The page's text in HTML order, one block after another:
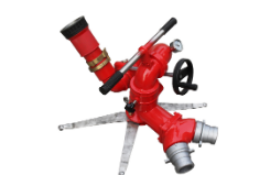
推车）、移动式泡沫炮、
消防泡沫炮、泡沫-水两用
泡沫自摆炮、电动遥控
沫消火栓箱、室内外消防
塔、泡沫降落槽，中、低